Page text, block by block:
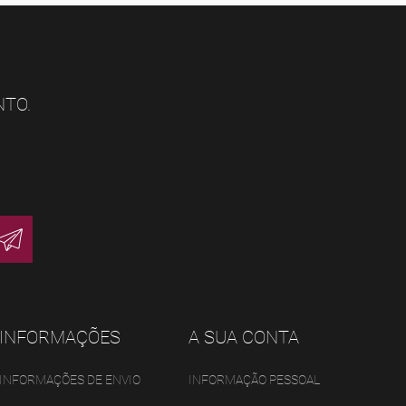
INFORMAÇÕES
INFORMAÇÕES DE ENVIO
A SUA CONTA
INFORMAÇÃO PESSOAL